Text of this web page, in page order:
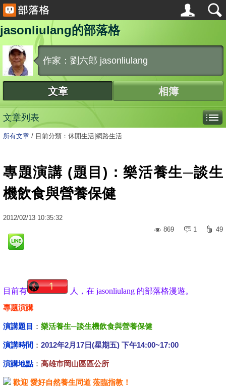
jasonliulang的部落格
作家：劉六郎 jasonliulang
文章 相簿
文章列表
所有文章 / 目前分類：休閒生活|網路生活
專題演講 (題目)：樂活養生─談生
機飲食與營養保健
2012/02/13 10:35:32
869
1 49
目前有
人，在 jasonliulang 的部落格漫遊。
專題演講
演講題目 ： 樂活養生─談生機飲食與營養保健
演講時間 ： 2012年2月17日(星期五) 下午14:00~17:00
演講地點 ： 高雄市岡山區區公所
歡迎 愛好自然養生同道 蒞臨指教！